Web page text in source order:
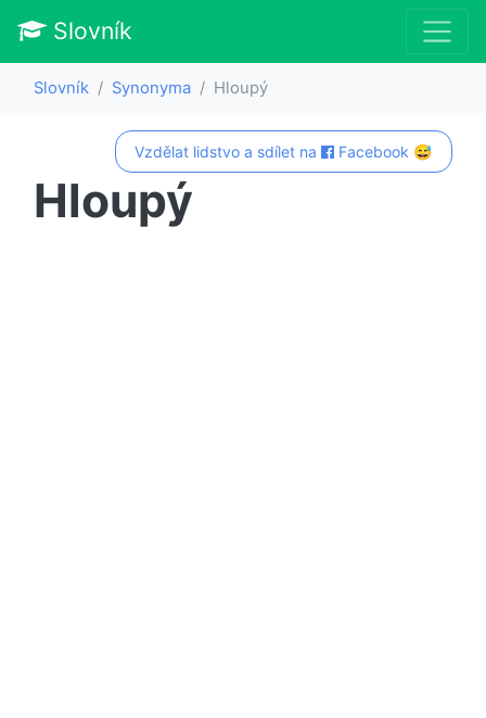
Slovník
Slovník Synonyma Hloupý
Vzdělat lidstvo a sdílet na Facebook 😅
Hloupý